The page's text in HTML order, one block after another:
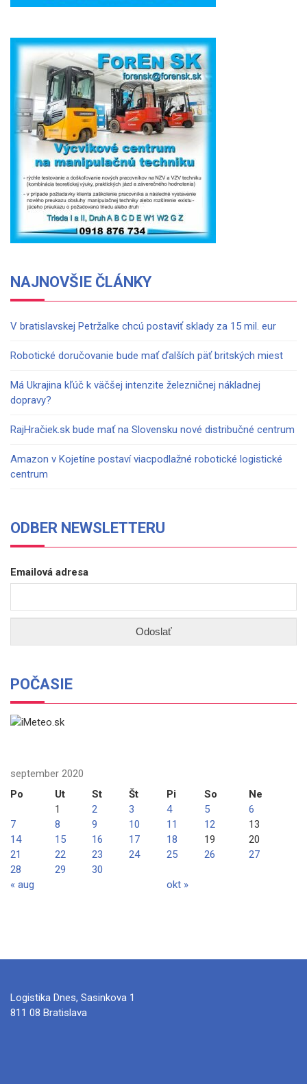
NAJNOVŠIE ČLÁNKY
V bratislavskej Petržalke chcú postaviť sklady za 15 mil. eur
Robotické doručovanie bude mať ďalších päť britských miest
Má Ukrajina kľúč k väčšej intenzite železničnej nákladnej
dopravy?
RajHračiek.sk bude mať na Slovensku nové distribučné centrum
Amazon v Kojetíne postaví viacpodlažné robotické logistické
centrum
ODBER NEWSLETTERU
Emailová adresa
POČASIE
september 2020
Po
Ut St Št Pi So Ne
« aug okt »
1 2 3 4 5
6
7
8 9 10 11 12
13
14
15 16 17 18 19
20
21
22 23 24 25 26
27
28
29 30
Logistika Dnes, Sasinkova 1
811 08 Bratislava